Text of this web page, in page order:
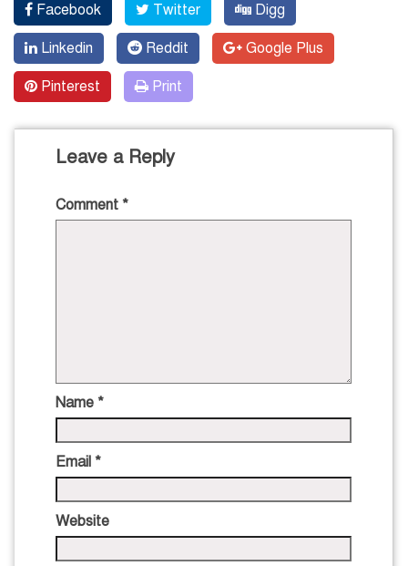
Facebook Twitter Digg
Linkedin Reddit Google Plus
Pinterest Print
Leave a Reply
Comment *
Name *
Email *
Website